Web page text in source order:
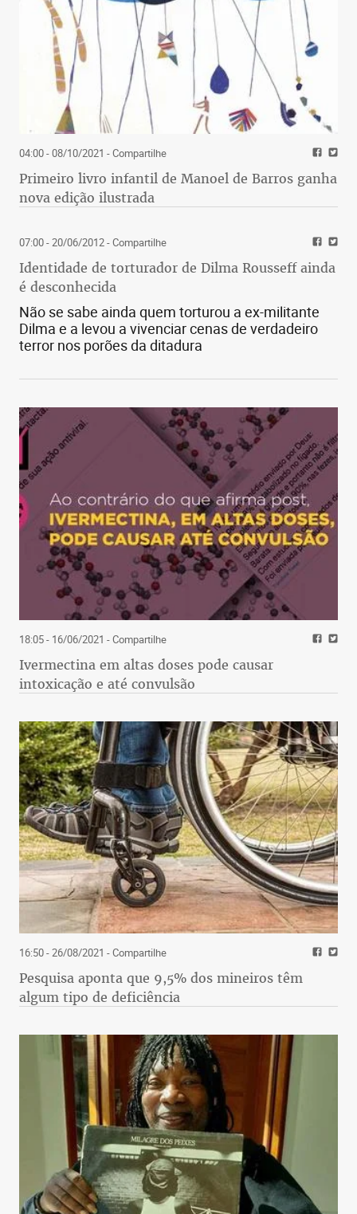
04:00 - 08/10/2021 - Compartilhe
Primeiro livro infantil de Manoel de Barros ganha
nova edição ilustrada
07:00 - 20/06/2012- Compartilhe
Identidade de torturador de Dilma Rousseff ainda
é desconhecida
Não se sabe ainda quem torturou a ex-militante
Dilma e a levou a vivenciar cenas de verdadeiro
terror nos porões da ditadura
18:05 - 16/06/2021 - Compartilhe
Ivermectina em altas doses pode causar
intoxicação e até convulsão
16:50 - 26/08/2021 - Compartilhe
Pesquisa aponta que 9,5% dos mineiros têm
algum tipo de deficiência